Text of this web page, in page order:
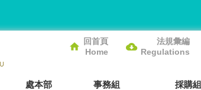
回首頁
Home
法規彙編
Regulations
處本部
事務組
採購組